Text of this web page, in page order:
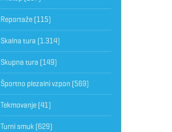
Reportaže(115)
Skalna tura (1.314)
Skupna tura (149)
Športno plezalni vzpon (569)
Tekmovanje(41)
Turni smuk(629)